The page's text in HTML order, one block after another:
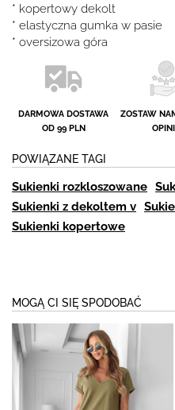
* kopertowy dekolt
* elastyczna gumka w pasie
* oversizowa góra
DARMOWA DOSTAWA
OD 99 PLN
ZOSTAW
POWIĄZANE TAGI
Sukienki rozkloszowane
Sukienki z dekoltem v
Sukienki kopertowe
MOGĄ CI SIĘ SPODOBAĆ